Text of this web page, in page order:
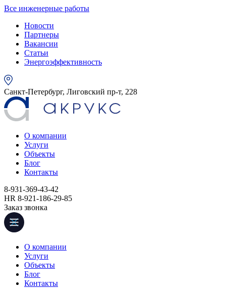
Все инженерные работы
Новости
Партнеры
Вакансии
Статьи
Энергоэффективность
Санкт-Петербург, Лиговский пр-т, 228
О компании
Услуги
Объекты
Блог
Контакты
8-931-369-43-42
HR 8-921-186-29-85
Заказ звонка
О компании
Услуги
Объекты
Блог
Контакты